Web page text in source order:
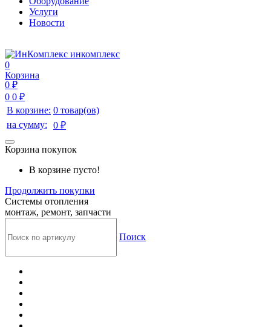
Услуги
Новости
инкомплекс
0
Корзина
0 ₽
0 0 ₽
В корзине: 0 товар(ов)
на сумму:
0 ₽
Корзина покупок
В корзине пусто!
Продолжить покупки
Системы отопления
монтаж, ремонт, запчасти
Поиск